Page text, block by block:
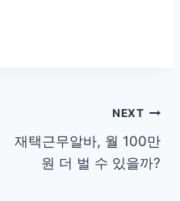
NEXT
재택근무알바, 월 100만
원 더 벌 수 있을까?